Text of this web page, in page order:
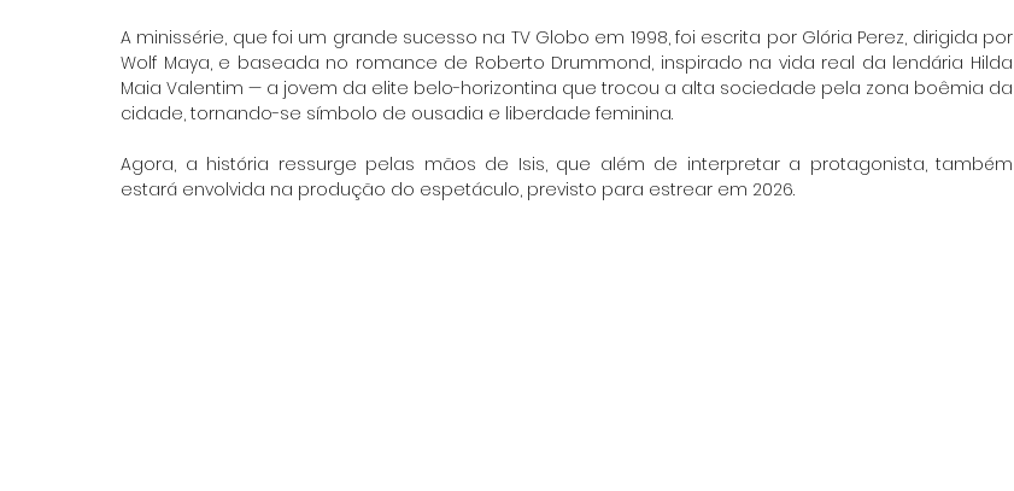
A minissérie, que foi um grande sucesso na TV Globo em 1998, foi escrita por Glória Perez, dirigida por
Wolf Maya, e baseada no romance de Roberto Drummond, inspirado na vida real da lendária Hilda
Maia Valentim — a jovem da elite belo-horizontina que trocou a alta sociedade pela zona boêmia da
cidade, tornando-se símbolo de ousadia e liberdade feminina.
Agora, a história ressurge pelas mãos de Isis, que além de interpretar a protagonista, também
estará envolvida na produção do espetáculo, previsto para estrear em 2026.